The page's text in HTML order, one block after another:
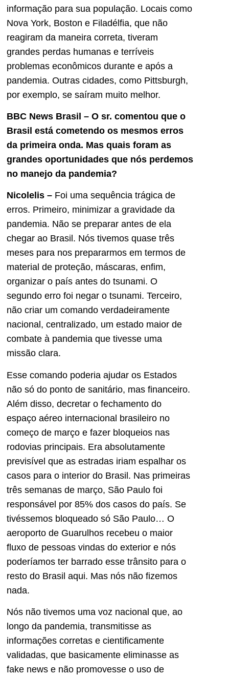
informação para sua população. Locais como
Nova York, Boston e Filadélfia, que não
reagiram da maneira correta, tiveram
grandes perdas humanas e terríveis
problemas econômicos durante e após a
pandemia. Outras cidades, como Pittsburgh,
por exemplo, se saíram muito melhor.
BBC News Brasil – O sr. comentou que o
Brasil está cometendo os mesmos erros
da primeira onda. Mas quais foram as
grandes oportunidades que nós perdemos
no manejo da pandemia?
Nicolelis – Foi uma sequência trágica de
erros. Primeiro, minimizar a gravidade da
pandemia. Não se preparar antes de ela
chegar ao Brasil. Nós tivemos quase três
meses para nos prepararmos em termos de
material de proteção, máscaras, enfim,
organizar o país antes do tsunami. O
segundo erro foi negar o tsunami. Terceiro,
não criar um comando verdadeiramente
nacional, centralizado, um estado maior de
combate à pandemia que tivesse uma
missão clara.
Esse comando poderia ajudar os Estados
não só do ponto de sanitário, mas financeiro.
Além disso, decretar o fechamento do
espaço aéreo internacional brasileiro no
começo de março e fazer bloqueios nas
rodovias principais. Era absolutamente
previsível que as estradas iriam espalhar os
casos para o interior do Brasil. Nas primeiras
três semanas de março, São Paulo foi
responsável por 85% dos casos do país. Se
tivéssemos bloqueado só São Paulo… O
aeroporto de Guarulhos recebeu o maior
fluxo de pessoas vindas do exterior e nós
poderíamos ter barrado esse trânsito para o
resto do Brasil aqui. Mas nós não fizemos
nada.
Nós não tivemos uma voz nacional que, ao
longo da pandemia, transmitisse as
informações corretas e cientificamente
validadas, que basicamente eliminasse as
fake news e não promovesse o uso de